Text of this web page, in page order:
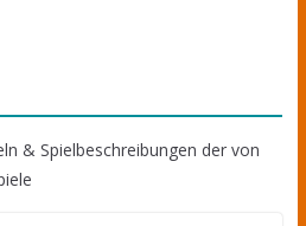
& Spielbeschreibungen der von